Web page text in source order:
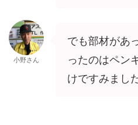
小野さん
でも部材があ
ったのはペン
けですみました